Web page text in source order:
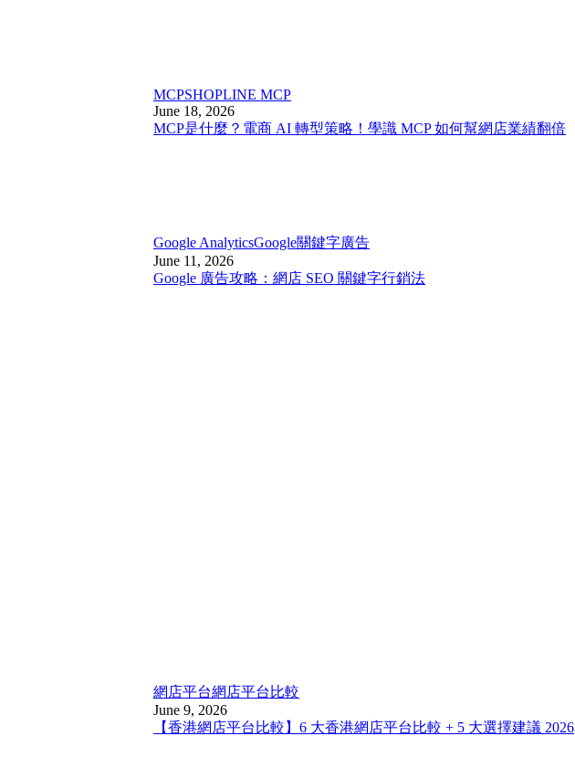
MCPSHOPLINE MCP
June 18, 2026
MCP是什麼？電商 AI 轉型策略！學識 MCP 如何幫網店業績翻倍
Google AnalyticsGoogle關鍵字廣告
June 11, 2026
Google 廣告攻略：網店 SEO 關鍵字行銷法
網店平台網店平台比較
June 9, 2026
【香港網店平台比較】6 大香港網店平台比較 + 5 大選擇建議 2026